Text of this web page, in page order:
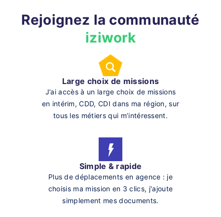
Rejoignez la communauté
iziwork
Large choix de missions
J’ai accès à un large choix de missions
en intérim, CDD, CDI dans ma région, sur
tous les métiers qui m’intéressent.
Simple & rapide
Plus de déplacements en agence : je
choisis ma mission en 3 clics, j'ajoute
simplement mes documents.